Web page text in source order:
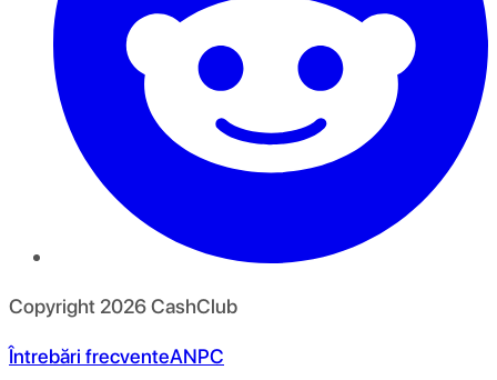
Copyright 2026CashClub
Întrebări frecventeANPC